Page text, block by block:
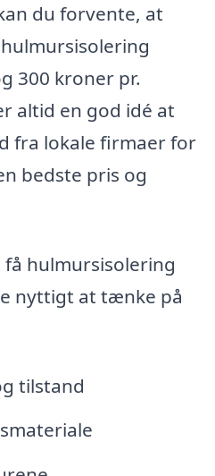
du forvente, at
300 kroner pr.
altid en god idé at
fra lokale firmaer for
bedste pris og
hulmursisolering
nyttigt at tænke på
tilstand